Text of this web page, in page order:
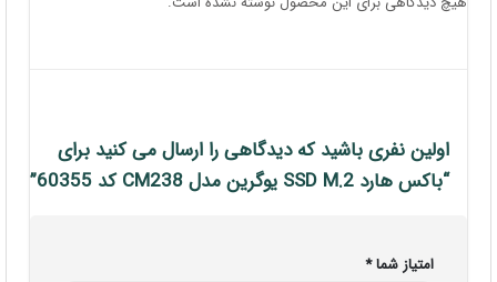
اولین نفری باشید که دیدگاهی را ارسال می کنید برای
“باکس هارد SSD M.2 یوگرین مدل CM238 کد 60355”
امتیاز شما*